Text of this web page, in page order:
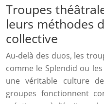
Troupes
leurs méthodes
collective
Au-delà des duos, les
comme le Splendid ou
une véritable culture
groupes fonctionnent